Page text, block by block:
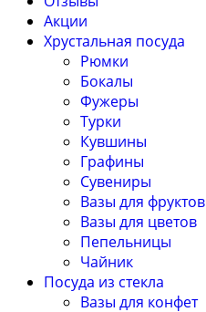
Акции
Хрустальная посуда
Рюмки
Бокалы
Фужеры
Турки
Кувшины
Графины
Сувениры
Вазы для фруктов
Вазы для цветов
Пепельницы
Чайник
Посуда из стекла
Вазы для конфет